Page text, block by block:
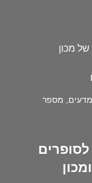
של מכון
מספר